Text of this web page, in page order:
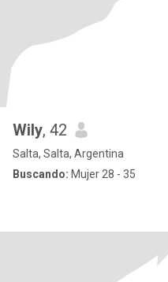
Wily, 42
Salta, Salta, Argentina
Buscando: Mujer 28 - 35